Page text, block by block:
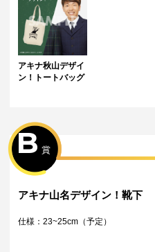
抽選で1名様に『寄せ書き色紙』が
注意事項
・景品デザインはイメージです。
性がございます。
・くじご利用後のお客様都合での景
しかねます。
・景品の配送完了から1ヶ月経過後
・獲得した動画･画像･ボイス等のデ
権を有します。 SNS等での公開、
禁止しております。
・運営様の都合により、一部サイン
合がございます。その場合、別の
可能性がございます。（該当者には
きます。）
配送について
アキナ秋山デザイ
ン！トートバッグ
B 賞
アキナ山名デザイン！靴下
仕様：23~25cm（予定）